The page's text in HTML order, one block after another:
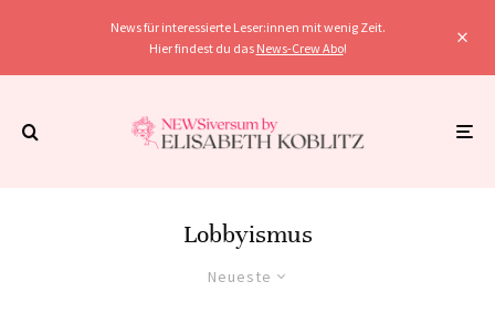
News für interessierte Leser:innen mit wenig Zeit.
Hier findest du das News-Crew Abo!
Lobbyismus
Neueste